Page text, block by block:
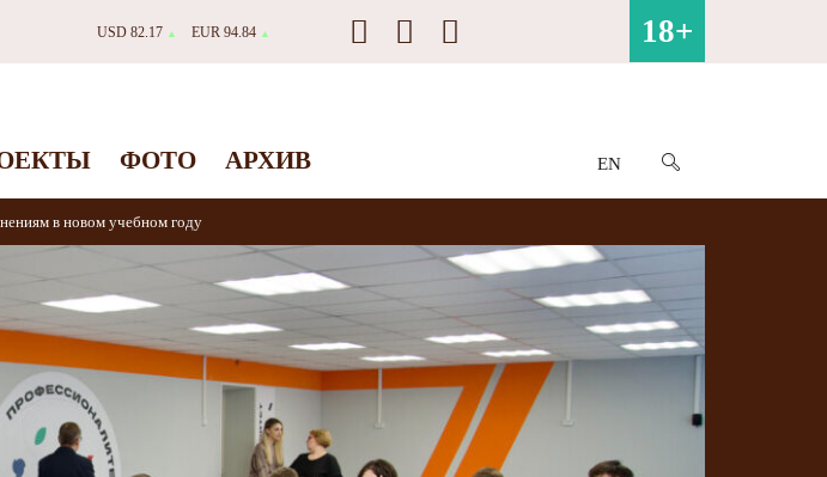
USD 82.17 ▲ EUR 94.84 ▲ 18+
ФОТО АРХИВ EN
в новом учебном году